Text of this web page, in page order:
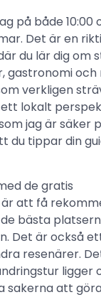
på både 10:00
Det är en
du lär dig om
gastronomi och
verkligen
lokalt
jag är säker
du tippar din
de gratis
att få
bästa
Det är också
resenärer.
ligger
sakerna att